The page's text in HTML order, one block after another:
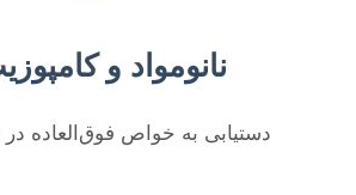
نانومواد و
دستیابی به خواص فوق‌العاده در